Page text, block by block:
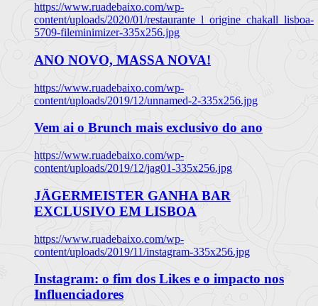
https://www.ruadebaixo.com/wp-
content/uploads/2020/01/restaurante_l_origine_chakall_lisboa-
5709-fileminimizer-335x256.jpg
ANO NOVO, MASSA NOVA!
https://www.ruadebaixo.com/wp-
content/uploads/2019/12/unnamed-2-335x256.jpg
Vem ai o Brunch mais exclusivo do ano
https://www.ruadebaixo.com/wp-
content/uploads/2019/12/jag01-335x256.jpg
JÄGERMEISTER GANHA BAR
EXCLUSIVO EM LISBOA
https://www.ruadebaixo.com/wp-
content/uploads/2019/11/instagram-335x256.jpg
Instagram: o fim dos Likes e o impacto nos
Influenciadores